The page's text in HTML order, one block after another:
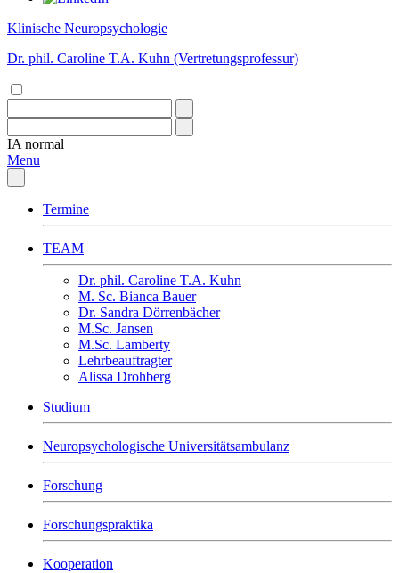
Klinische Neuropsychologie
Dr. phil. Caroline T.A. Kuhn (Vertretungsprofessur)
IA normal
Menu
Termine
TEAM
Dr. phil. Caroline T.A. Kuhn
M. Sc. Bianca Bauer
Dr. Sandra Dörrenbächer
M.Sc. Jansen
M.Sc. Lamberty
Lehrbeauftragter
Alissa Drohberg
Studium
Neuropsychologische Universitätsambulanz
Forschung
Forschungspraktika
Kooperation